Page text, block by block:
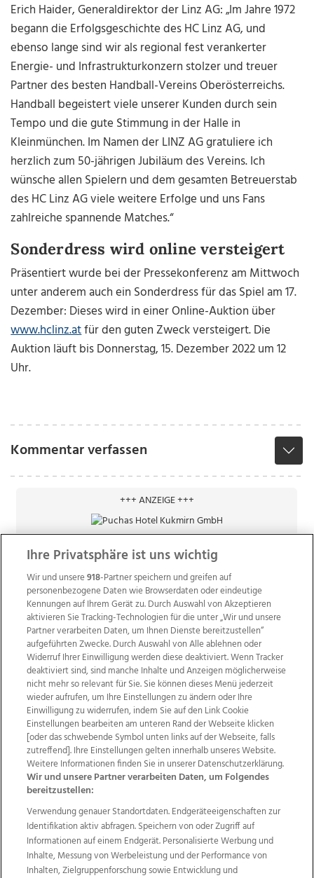
Erich Haider, Generaldirektor der Linz AG: „Im Jahre 1972
begann die Erfolgsgeschichte des HC Linz AG, und
ebenso lange sind wir als regional fest verankerter
Energie- und Infrastrukturkonzern stolzer und treuer
Partner des besten Handball-Vereins Oberösterreichs.
Handball begeistert viele unserer Kunden durch sein
Tempo und die gute Stimmung in der Halle in
Kleinmünchen. Im Namen der LINZ AG gratuliere ich
herzlich zum 50-jährigen Jubiläum des Vereins. Ich
wünsche allen Spielern und dem gesamten Betreuerstab
des HC Linz AG viele weitere Erfolge und uns Fans
zahlreiche spannende Matches.“
Sonderdress wird online versteigert
Präsentiert wurde bei der Pressekonferenz am Mittwoch
unter anderem auch ein Sonderdress für das Spiel am 17.
Dezember: Dieses wird in einer Online-Auktion über
www.hclinz.atfür den guten Zweck versteigert. Die
Auktion läuft bis Donnerstag, 15. Dezember 2022 um 12
Uhr.
Kommentar verfassen
+++ ANZEIGE +++
Wir über uns Mediadaten Kontakt
Jobs
Datenschutz
Impressum
AGB Anzeigekunden
AGB Website
Ehrenkodex Politische Werbung
Weitere Angebote des Medienhauses Wimmer
TV1 di-mog-i.at OÖNow
Ischler Woche
Life Radio
OÖNachrichten
OÖN Immobilien
OÖN Karriere
OÖN Reise
Promenaden Galerien
Ihre Privatsphäre ist uns wichtig
Wir und unsere918-Partner speichern und greifen auf
personenbezogene Daten wie Browserdaten oder eindeutige
Kennungen auf Ihrem Gerät zu. Durch Auswahl von Akzeptieren
aktivieren Sie Tracking-Technologien für die unter „Wir und unsere
Partner verarbeiten Daten, um Ihnen Dienste bereitzustellen“
aufgeführten Zwecke. Durch Auswahl von Alle ablehnen oder
Widerruf Ihrer Einwilligung werden diese deaktiviert. Wenn Tracker
deaktiviert sind, sind manche Inhalte und Anzeigen möglicherweise
nicht mehr so relevant für Sie. Sie können dieses Menü jederzeit
wieder aufrufen, um Ihre Einstellungen zu ändern oder Ihre
Einwilligung zu widerrufen, indem Sie auf den Link Cookie
Einstellungen bearbeiten am unteren Rand der Webseite klicken
[oder das schwebende Symbol unten links auf der Webseite, falls
zutreffend]. Ihre Einstellungen gelten innerhalb unseres Website.
Weitere Informationen finden Sie in unserer Datenschutzerklärung.
Wir und unsere Partner verarbeiten Daten, um Folgendes
bereitzustellen:
Verwendung genauer Standortdaten. Endgeräteeigenschaften zur
Identifikation aktiv abfragen. Speichern von oder Zugriff auf
Informationen auf einem Endgerät. Personalisierte Werbung und
Inhalte, Messung von Werbeleistung und der Performance von
Inhalten, Zielgruppenforschung sowie Entwicklung und